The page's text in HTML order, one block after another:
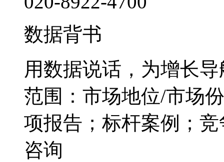
数据背书
用数据说话，为增长导
范围：市场地位/市场
项报告；标杆案例；
咨询